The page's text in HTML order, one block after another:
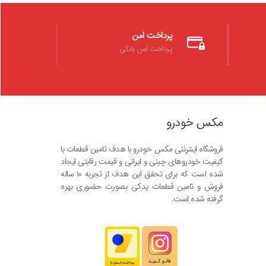
پرداخت امن
پرداخت امن بانکی
مکس خودرو
فروشگاه اینترنتی مکس خودرو با هدف تامین قطعات با
کیفیت خودروهای چینی و ایرانی و قیمت رقابتی ایجاد
شده است که برای تحقق این هدف از تجربه ۱۰ ساله
فروش و تامین قطعات یدکی بصورت حضوری بهره
گرفته شده است.